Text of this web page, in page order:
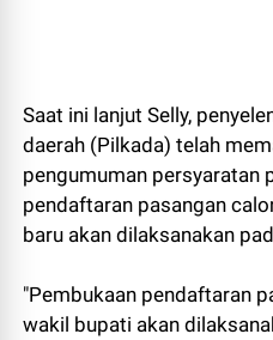
Saat ini lanjut Selly,
daerah (Pilkada) telah
pengumuman persyaratan
pendaftaran pasangan
baru akan dilaksanakan
"Pembukaan pendaftaran
wakil bupati akan